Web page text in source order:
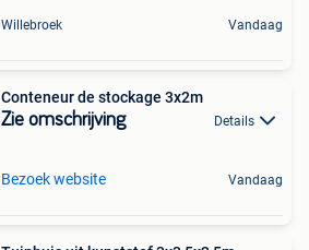
Willebroek Vandaag
Conteneur de stockage 3x2m
Zie omschrijving Details
Bezoek website Vandaag